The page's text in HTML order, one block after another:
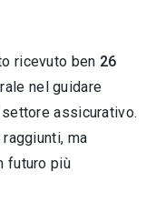
ricevuto ben 26
nel guidare
assicurativo.
ma
futuro più